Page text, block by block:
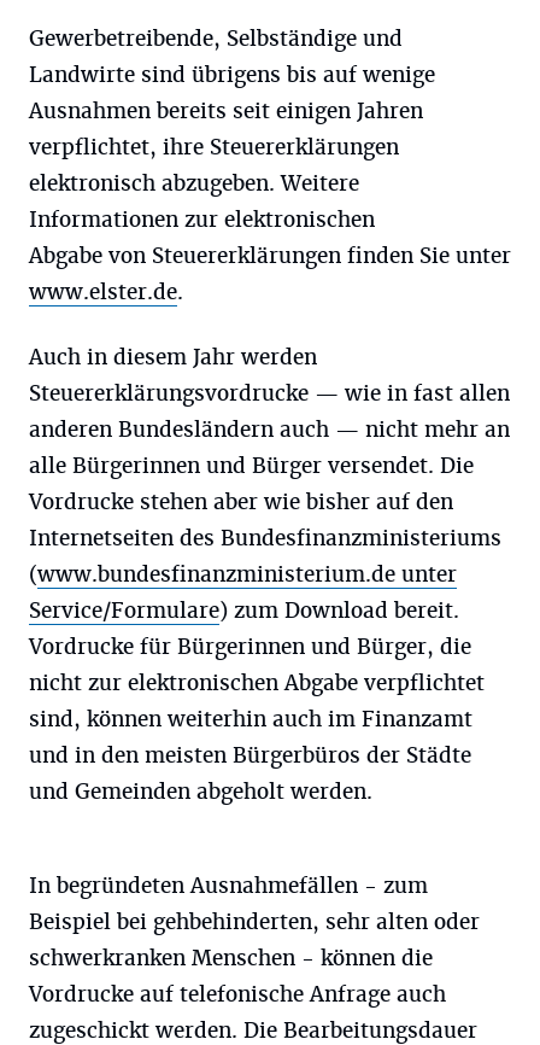
Gewerbetreibende, Selbständige und
Landwirte sind übrigens bis auf wenige
Ausnahmen bereits seit einigen Jahren
verpflichtet, ihre Steuererklärungen
elektronisch abzugeben. Weitere
Informationen zur elektronischen
Abgabe von Steuererklärungen finden Sie unter
www.elster.de.
Auch in diesem Jahr werden
Steuererklärungsvordrucke — wie in fast allen
anderen Bundesländern auch — nicht mehr an
alle Bürgerinnen und Bürger versendet. Die
Vordrucke stehen aber wie bisher auf den
Internetseiten des Bundesfinanzministeriums
(www.bundesfinanzministerium.de unter
Service/Formulare) zum Download bereit.
Vordrucke für Bürgerinnen und Bürger, die
nicht zur elektronischen Abgabe verpflichtet
sind, können weiterhin auch im Finanzamt
und in den meisten Bürgerbüros der Städte
und Gemeinden abgeholt werden.
In begründeten Ausnahmefällen - zum
Beispiel bei gehbehinderten, sehr alten oder
schwerkranken Menschen - können die
Vordrucke auf telefonische Anfrage auch
zugeschickt werden. Die Bearbeitungsdauer